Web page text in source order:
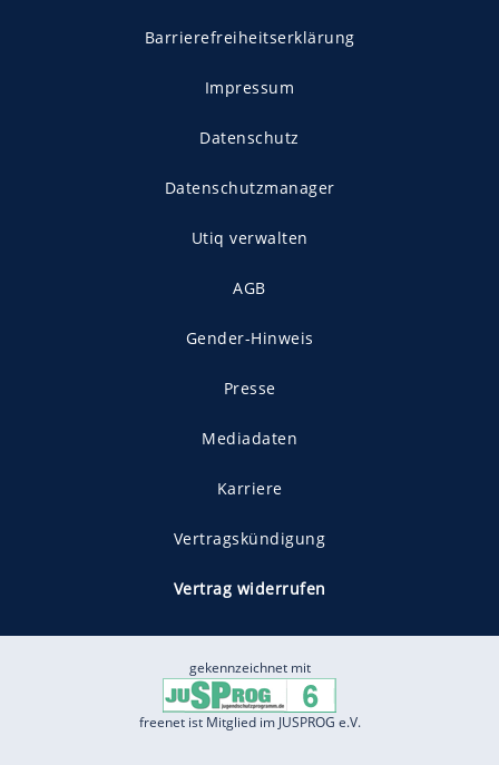
Barrierefreiheitserklärung
Impressum
Datenschutz
Datenschutzmanager
Utiq verwalten
AGB
Gender-Hinweis
Presse
Mediadaten
Karriere
Vertragskündigung
Vertrag widerrufen
gekennzeichnet mit
freenet ist Mitglied im JUSPROG e.V.